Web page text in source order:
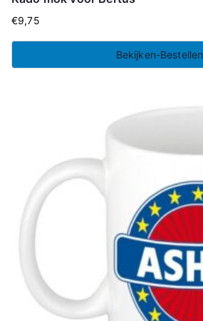
€9,75
Bekijken-Bestellen